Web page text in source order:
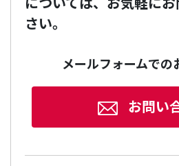
さい。
メールフォームでの
お問い